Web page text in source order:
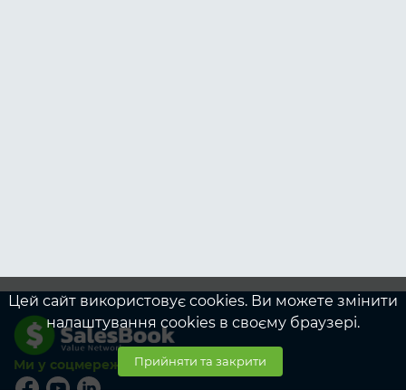
Ми у соцмережах
Цей сайт використовує cookies. Ви можете змінити
налаштування cookies в своєму браузері.
Прийняти та закрити